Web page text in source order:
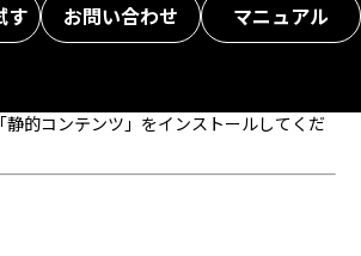
す お問い合わせ マニュアル
的コンテンツ」をインストールしてくだ